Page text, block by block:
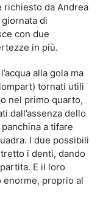
richiesto da Andrea
giornata di
con due
in più.
alla gola ma
tornati utili
nel primo quarto,
dall’assenza dello
a tifare
I due possibili
i denti, dando
E il loro
proprio al